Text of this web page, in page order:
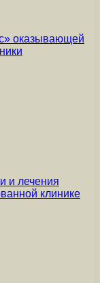
оказывающей
и лечения
клинике